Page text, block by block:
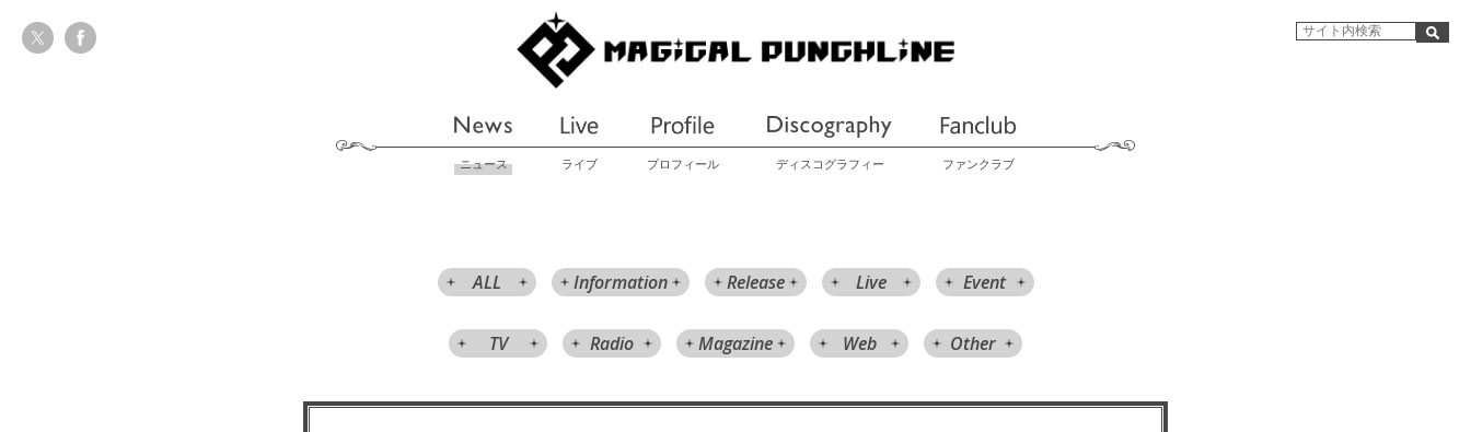
ニュース ライブ プロフィール ディスコグラフィー ファンクラブ
ALL Information Release Live Event
TV Radio Magazine Web Other